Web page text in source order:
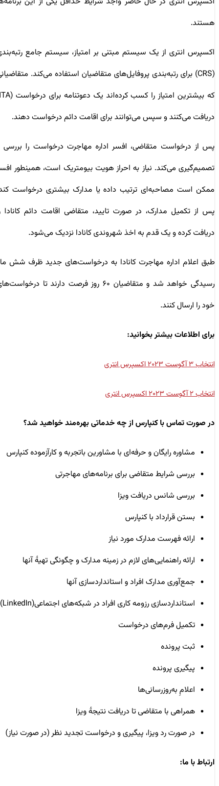
هستند.
اکسپرس انتری از یک سیستم مبتنی بر امتیاز، سیستم جامع رتبه‌بندی
(CRS) برای رتبه‌بندی پروفایل‌های متقاضیان استفاده می‌کند. متقاضیانی
که بیشترین امتیاز را کسب کرده‌اند یک دعوتنامه برای درخواست (ITA)
دریافت می‌کنند و سپس می‌توانند برای اقامت دائم درخواست دهند.
پس از درخواست متقاضی، افسر اداره مهاجرت درخواست را بررسی و
تصمیم‌گیری می‌کند. نیاز به احراز هویت بیومتریک است، همینطور افسر
ممکن است مصاحبه‌ای ترتیب داده یا مدارک بیشتری درخواست کند.
پس از تکمیل مدارک، در صورت تایید، متقاضی اقامت دائم کانادا را
دریافت کرده و یک قدم به اخذ شهروندی کانادا نزدیک می‌شود.
طبق اعلام اداره مهاجرت کانادا به درخواست‌های جدید ظرف شش ماه
رسیدگی خواهد شد و متقاضیان ۶۰ روز فرصت دارند تا درخواست‌های
خود را ارسال کنند.
برای اطلاعات بیشتر بخوانید:
انتخاب ۳ آگوست ۲۰۲۳ اکسپرس انتری
انتخاب ۲ آگوست ۲۰۲۳ اکسپرس انتری
در صورت تماس با کنپارس از چه خدماتی بهره‌مند خواهید شد؟
مشاوره رایگان و حرفه‌ای با مشاورین باتجربه و کارآزموده کنپارس
بررسی شرایط متقاضی برای برنامه‌های مهاجرتی
بررسی شانس دریافت ویزا
بستن قرارداد با کنپارس
ارائه فهرست مدارک مورد نیاز
ارائه راهنمایی‌های لازم در زمینه مدارک و چگونگی تهیۀ آنها
جمع‌آوری مدارک افراد و استانداردسازی آنها
استانداردسازی رزومه کاری افراد در شبکه‌های اجتماعی(LinkedIn)
تکمیل فرم‌های درخواست
ثبت پرونده
پیگیری پرونده
اعلامِ به‌روزرسانی‌ها
همراهی با متقاضی تا دریافت نتیجۀ ویزا
در صورت رد ویزا، پیگیری و درخواست تجدید نظر (در صورت نیاز)
ارتباط با ما: